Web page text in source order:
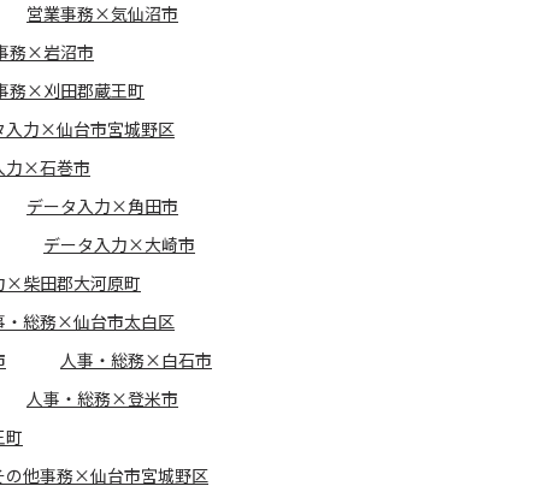
営業事務×気仙沼市
務×岩沼市
務×刈田郡蔵王町
入力×仙台市宮城野区
力×石巻市
データ入力×角田市
データ入力×大崎市
×柴田郡大河原町
・総務×仙台市太白区
人事・総務×白石市
人事・総務×登米市
町
の他事務×仙台市宮城野区